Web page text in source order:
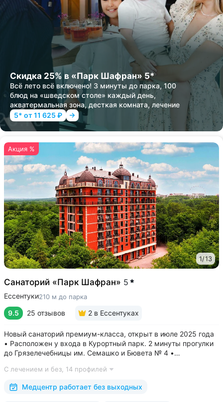
Скидка 25% в «Парк Шафран» 5*
Всё лето всё включено! 3 минуты до парка, 100
блюд на «шведском столе» каждый день,
акватермальная зона, десткая комната, лечение
5* от 11 625 ₽
Акция %
1/13
Санаторий «Парк Шафран» 5
Ессентуки210 м до парка
9.5 25 отзывов 2 в Ессентуках
Новый санаторий премиум-класса, открыт в июле 2025 года
• Расположен у входа в Курортный парк. 2 минуты прогулки
до Грязелечебницы им. Семашко и Бювета № 4 •
Бесплатное посещение включено во все виды путёвок •
Трёхразовое питание...
С лечением и без, 14 профилей
Медцентр работает без выходных